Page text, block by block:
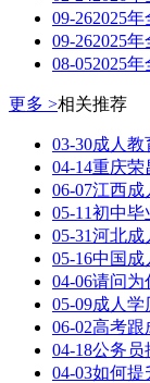
09-262025
09-262025
08-052025
更多 >相关推荐
03-30成人教
04-14重庆荣
06-07江西成
05-11初中毕
05-31河北成
05-16中国成
04-06请问为
05-09成人学
06-02高考跟
04-18公务员
04-03如何提